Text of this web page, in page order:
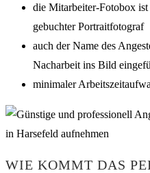
die Mitarbeiter-Fotobox ist
gebuchter Portraitfotograf
auch der Name des
Nacharbeit ins Bild
minimaler
WIE KOMMT DAS